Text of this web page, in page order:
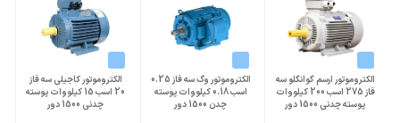
الکتروموتور ارسم گوانگلو سه
فاز 275 اسب 200 کیلووات
پوسته چدنی 1500 دور
الکتروموتور وگ سه فاز 0.25
اسب 0.18 کیلووات پوسته
چدن 1500 دور
الکتروموتور کاجیلی سه فاز
20 اسب 15 کیلووات پوسته
چدنی 1500 دور